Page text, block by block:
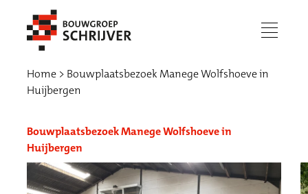
menu
Home
Bouwplaatsbezoek Manege Wolfshoeve in
Huijbergen
Bouwplaatsbezoek Manege Wolfshoeve in
Huijbergen